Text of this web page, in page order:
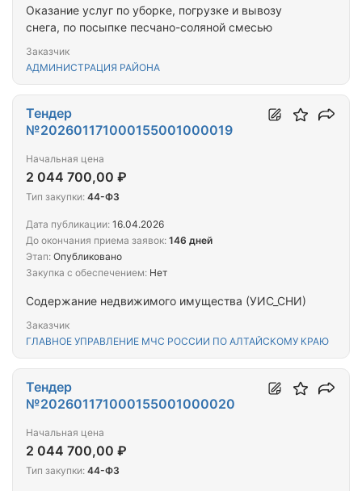
Оказание услуг по уборке, погрузке и вывозу
снега, по посыпке песчано-соляной смесью
Заказчик
АДМИНИСТРАЦИЯ РАЙОНА
Содержание недвижимого имущества (УИС_СНИ)
Заказчик
ГЛАВНОЕ УПРАВЛЕНИЕ МЧС РОССИИ ПО АЛТАЙСКОМУ КРАЮ
Тендер
№202601171000155001000019
Начальная цена
2 044 700,00 ₽
Тип закупки: 44-ФЗ
Дата публикации: 16.04.2026
До окончания приема заявок: 146 дней
Этап: Опубликовано
Закупка с обеспечением: Нет
Тендер
№202601171000155001000020
Начальная цена
2 044 700,00 ₽
Тип закупки: 44-ФЗ